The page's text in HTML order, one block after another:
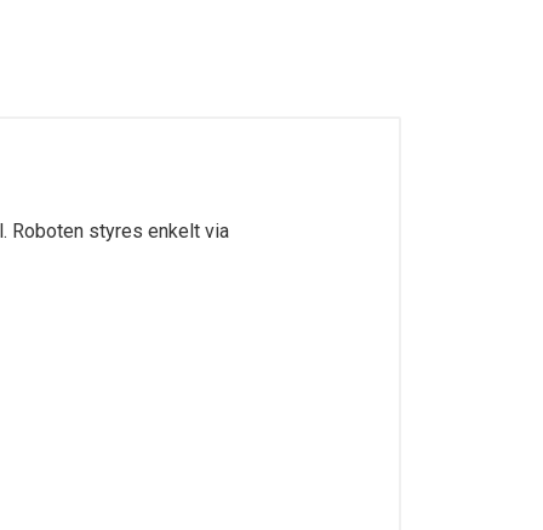
Roboten styres enkelt via